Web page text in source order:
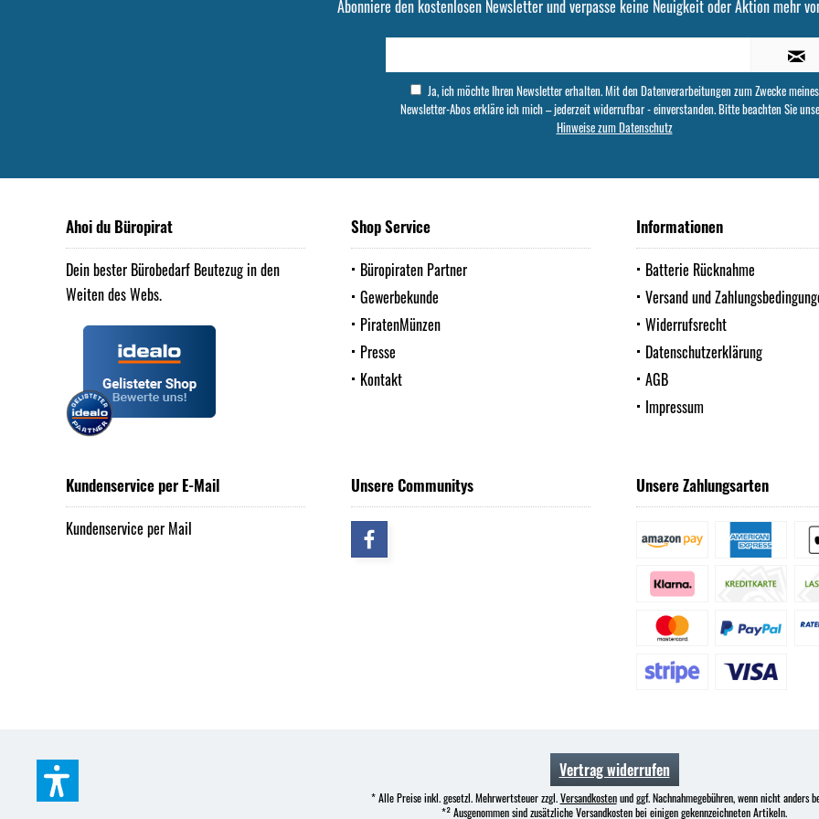
Abonniere den kostenlosen Newsletter und verpasse keine Neuigkeit oder Aktion mehr
Ja, ich möchte Ihren Newsletter erhalten. Mit den Datenverarbeitungen zum Zwecke meines
Newsletter-Abos erkläre ich mich – jederzeit widerrufbar - einverstanden. Bitte beachten Sie
Hinweise zum Datenschutz
Ahoi du Büropirat
Dein bester Bürobedarf Beutezug in den
Weiten des Webs.
Shop Service
Büropiraten Partner
Gewerbekunde
PiratenMünzen
Presse
Kontakt
Informationen
Batterie Rücknahme
Versand und
Widerrufsrecht
Datenschutzerklärung
AGB
Impressum
Kundenservice per E-Mail
Kundenservice per Mail
Unsere Communitys Unsere Zahlungsarten
Vertrag widerrufen
* Alle Preise inkl. gesetzl. Mehrwertsteuer zzgl.Versandkostenund ggf. Nachnahmegebühren, wenn nicht anders
*² Ausgenommen sind zusätzliche Versandkosten bei einigen gekennzeichneten Artikeln.